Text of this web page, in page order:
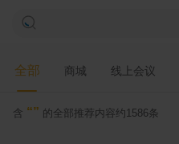
全部 商城 线上会议
含 “” 的全部推荐内容约1586条